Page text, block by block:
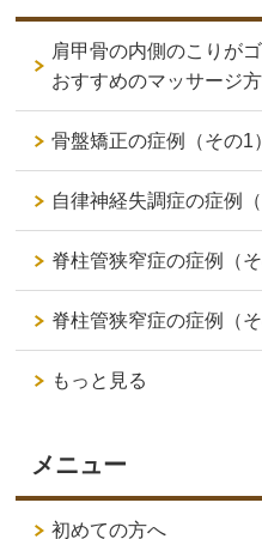
肩甲骨の内側のこりが
おすすめのマッサージ
骨盤矯正の症例（その1）
自律神経失調症の症例（
脊柱管狭窄症の症例（
脊柱管狭窄症の症例（そ
もっと見る
メニュー
初めての方へ